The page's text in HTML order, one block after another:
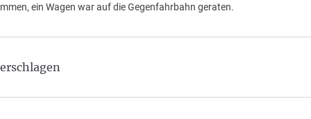
ein Wagen war auf die Gegenfahrbahn geraten.